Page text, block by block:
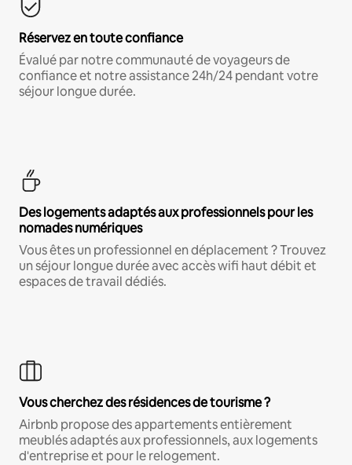
Réservez en toute confiance
Évalué par notre communauté de voyageurs de
confiance et notre assistance 24h/24 pendant votre
séjour longue durée.
Des logements adaptés aux professionnels pour les
nomades numériques
Vous êtes un professionnel en déplacement ? Trouvez
un séjour longue durée avec accès wifi haut débit et
espaces de travail dédiés.
Vous cherchez des résidences de tourisme ?
Airbnb propose des appartements entièrement
meublés adaptés aux professionnels, aux logements
d'entreprise et pour le relogement.